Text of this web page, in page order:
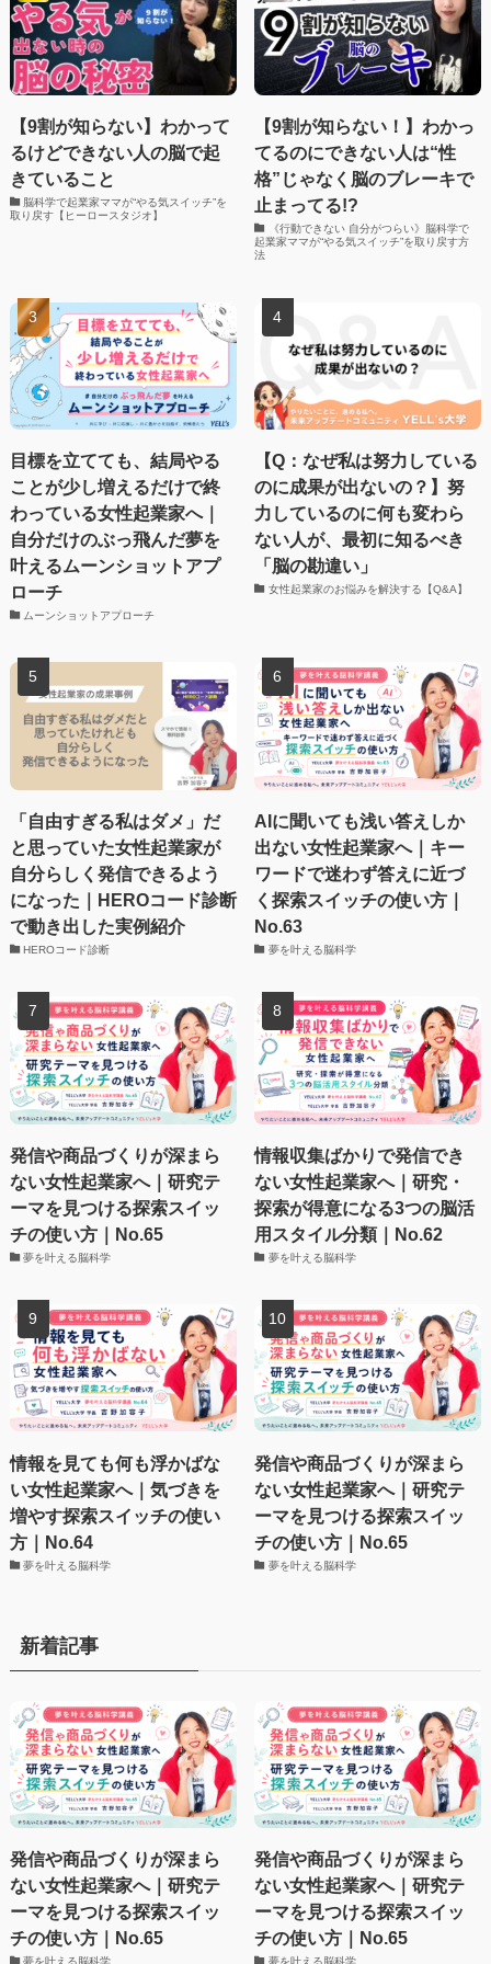
【9割が知らない】わかって
るけどできない人の脳で起
きていること
脳科学で起業家ママが“やる気スイッチ”を
取り戻す【ヒーロースタジオ】
【9割が知らない！】わかっ
てるのにできない人は“性
格”じゃなく脳のブレーキで
止まってる!?
《行動できない 自分がつらい》脳科学で
起業家ママが“やる気スイッチ”を取り戻す方
法
目標を立てても、結局やる
ことが少し増えるだけで終
わっている女性起業家へ｜
自分だけのぶっ飛んだ夢を
叶えるムーンショットアプ
ローチ
ムーンショットアプローチ
【Q：なぜ私は努力している
のに成果が出ないの？】努
力しているのに何も変わら
ない人が、最初に知るべき
「脳の勘違い」
女性起業家のお悩みを解決する【Q&A】
「自由すぎる私はダメ」だ
と思っていた女性起業家が
自分らしく発信できるよう
になった｜HEROコード診断
で動き出した実例紹介
HEROコード診断
AIに聞いても浅い答えしか
出ない女性起業家へ｜キー
ワードで迷わず答えに近づ
く探索スイッチの使い方｜
No.63
夢を叶える脳科学
発信や商品づくりが深まら
ない女性起業家へ｜研究テ
ーマを見つける探索スイッ
チの使い方｜No.65
夢を叶える脳科学
情報収集ばかりで発信でき
ない女性起業家へ｜研究・
探索が得意になる3つの脳活
用スタイル分類｜No.62
夢を叶える脳科学
情報を見ても何も浮かばな
い女性起業家へ｜気づきを
増やす探索スイッチの使い
方｜No.64
夢を叶える脳科学
発信や商品づくりが深まら
ない女性起業家へ｜研究テ
ーマを見つける探索スイッ
チの使い方｜No.65
夢を叶える脳科学
新着記事
発信や商品づくりが深まら
ない女性起業家へ｜研究テ
ーマを見つける探索スイッ
チの使い方｜No.65
夢を叶える脳科学
発信や商品づくりが深まら
ない女性起業家へ｜研究テ
ーマを見つける探索スイッ
チの使い方｜No.65
夢を叶える脳科学